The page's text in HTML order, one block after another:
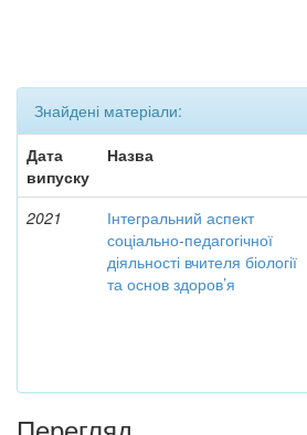
Знайдені матеріали:
Дата
випуску
Назва
2021
Інтегральний аспект
соціально-педагогічної
діяльності вчителя біології
та основ здоров’я